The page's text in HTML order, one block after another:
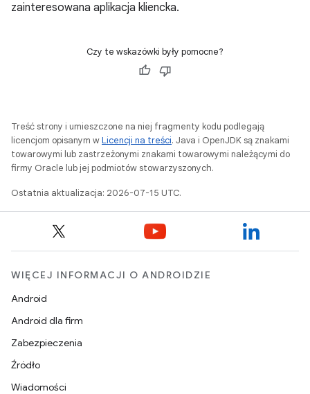
zainteresowana aplikacja kliencka.
Czy te wskazówki były pomocne?
Treść strony i umieszczone na niej fragmenty kodu podlegają
licencjom opisanym wLicencji na treści. Java i OpenJDK są znakami
towarowymi lub zastrzeżonymi znakami towarowymi należącymi do
firmy Oracle lub jej podmiotów stowarzyszonych.
Ostatnia aktualizacja: 2026-07-15 UTC.
WIĘCEJ INFORMACJI O ANDROIDZIE
Android
Android dla firm
Zabezpieczenia
Źródło
Wiadomości